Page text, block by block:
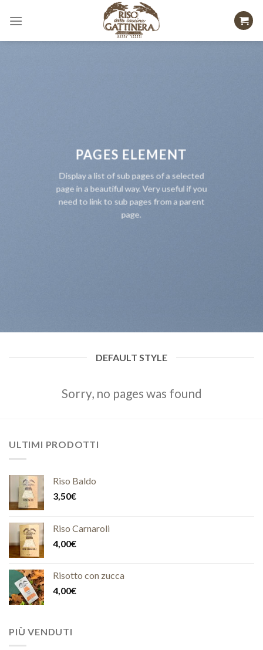
PAGES ELEMENT
Display a list of sub pages of a selected
page in a beautiful way. Very useful if you
need to link to sub pages from a parent
page.
DEFAULT STYLE
Sorry, no pages was found
ULTIMI PRODOTTI
Riso Baldo
3,50€
Riso Carnaroli
4,00€
Risotto con zucca
4,00€
PIÙ VENDUTI